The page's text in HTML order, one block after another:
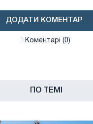
ДОДАТИ КОМЕНТАР
Коментарі (0)
ПО ТЕМІ